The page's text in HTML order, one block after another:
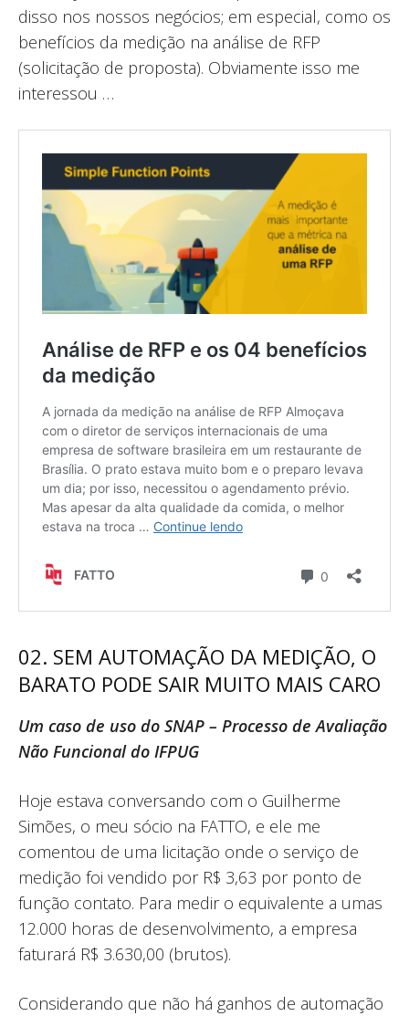
disso nos nossos negócios; em especial, como os
benefícios da medição na análise de RFP
(solicitação de proposta). Obviamente isso me
interessou …
02. SEM AUTOMAÇÃO DA MEDIÇÃO, O
BARATO PODE SAIR MUITO MAIS CARO
Um caso de uso do SNAP – Processo de Avaliação
Não Funcional do IFPUG
Hoje estava conversando com o Guilherme
Simões, o meu sócio na FATTO, e ele me
comentou de uma licitação onde o serviço de
medição foi vendido por R$ 3,63 por ponto de
função contato. Para medir o equivalente a umas
12.000 horas de desenvolvimento, a empresa
faturará R$ 3.630,00 (brutos).
Considerando que não há ganhos de automação